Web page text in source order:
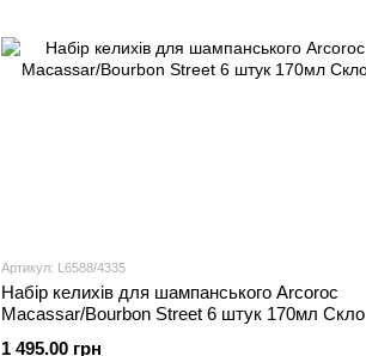
Артикул: L6588/4335
Набір келихів для шампанського Arcoroc
Macassar/Bourbon Street 6 штук 170мл Скло
1 495.00 грн